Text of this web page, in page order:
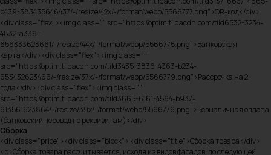
b439-383435646437/-/resize/42x/-/format/webp/5566777.png">QR-код</div>
<div class="flex"><img class="" src="https://optim.tildacdn.com/tild6532-3234-
4832-a339-
656333623661/-/resize/44x/-/format/webp/5566775.png">Банковская
карта</div><div class="flex"><img class=""
src="https://optim.tildacdn.com/tild3435-3836-4363-b234-
653432623466/-/resize/37x/-/format/webp/5566779.png">Рассрочка на 2
года</div><div class="flex"><img class=""
src="https://optim.tildacdn.com/tild3665-6161-4564-b937-
613561623864/-/resize/39x/-/format/webp/5566776.png">Безналичная оплата
(банковский перевод по реквизитам)</div>
Сборка
<div class="price"><div class="block"> <div class="title">Сборка товара</div>
<p>Сборка товара рассчитывается, исходя из видов фасадов, по следующей